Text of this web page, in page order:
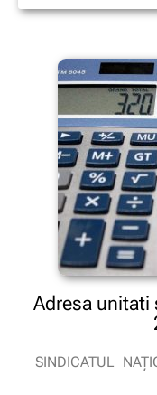
Adresa unitati
SINDICATUL